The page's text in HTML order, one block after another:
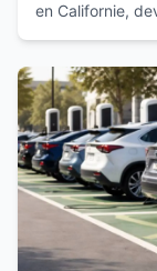
en Californie,